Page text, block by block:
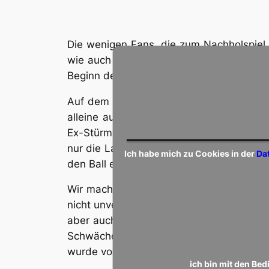
Ich habe mich zu Cookies in der
ich bin mit den
Die wenigen Fans, die zum
wie auch Spieler, Trainer und Betreuer
Beginn der 2. Halbzeit das Spiel aus der
Auf dem Hartplatz in Wellen begann
alleine auf den Torwart zulief, der den
Ex-Stürmer Manuel Kugel, der hier die
nur die Latte traf. Dann wurde Yannik
den Ball entweder in die Hände vom toll
Wir machten es in der 40. Min. besser.
nicht unverdiente 0:1 erzielte.
aber auch in der Abwehr, in der Luki
Schwächen, die jedoch zu unserem
wurde von Philipp Beuel aus dem Winkel